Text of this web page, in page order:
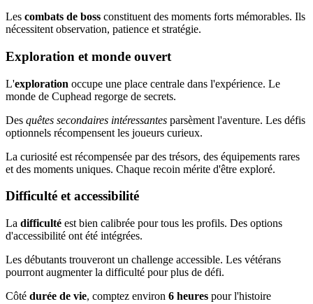
Les combats de boss constituent des moments forts mémorables. Ils
nécessitent observation, patience et stratégie.
Exploration et monde ouvert
L'exploration occupe une place centrale dans l'expérience. Le
monde de Cuphead regorge de secrets.
Des quêtes secondaires intéressantes parsèment l'aventure. Les défis
optionnels récompensent les joueurs curieux.
La curiosité est récompensée par des trésors, des équipements rares
et des moments uniques. Chaque recoin mérite d'être exploré.
Difficulté et accessibilité
La difficulté est bien calibrée pour tous les profils. Des options
d'accessibilité ont été intégrées.
Les débutants trouveront un challenge accessible. Les vétérans
pourront augmenter la difficulté pour plus de défi.
Côté durée de vie, comptez environ 6 heures pour l'histoire